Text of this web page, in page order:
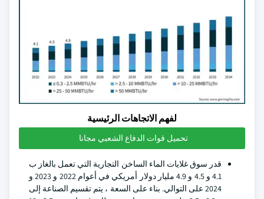
لفهم الاتجاهات الرئيسية
تحميل قوات الدفاع الشعبي مجانا
قدر سوق غلايات الماء الساخن التجارية التي تعمل بالغاز ب
4.1 و 4.5 و 4.9 مليار دولار أمريكي في أعوام 2022 و 2023 و
2024 على التوالي. بناء على السعة ، يتم تقسيم الصناعة إلى